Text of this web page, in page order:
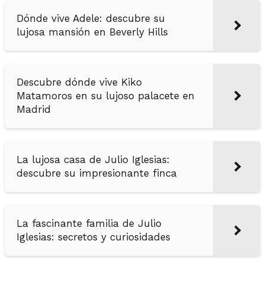
Dónde vive Adele: descubre su
lujosa mansión en Beverly Hills
Descubre dónde vive Kiko
Matamoros en su lujoso palacete en
Madrid
La lujosa casa de Julio Iglesias:
descubre su impresionante finca
La fascinante familia de Julio
Iglesias: secretos y curiosidades